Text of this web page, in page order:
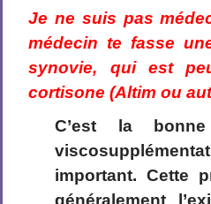
Je ne suis pas
médecin te fasse
synovie, qui est
cortisone (Altim ou
C’est la
important. Cette
généralement